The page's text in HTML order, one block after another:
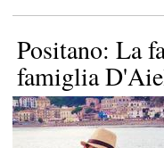
Positano: La
famiglia